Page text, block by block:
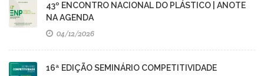
43º ENCONTRO NACIONAL DO PLÁSTICO | ANOTE
NA AGENDA
04/12/2026
16ª EDIÇÃO SEMINÁRIO COMPETITIVIDADE